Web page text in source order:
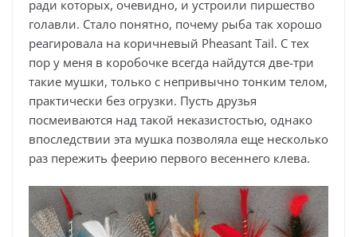
ради которых, очевидно, и устроили пиршество
голавли. Стало понятно, почему рыба так хорошо
реагировала на коричневый Pheasant Tail. С тех
пор у меня в коробочке всегда найдутся две-три
такие мушки, только с непривычно тонким телом,
практически без огрузки. Пусть друзья
посмеиваются над такой неказистостью, однако
впоследствии эта мушка позволяла еще несколько
раз пережить феерию первого весеннего клева.